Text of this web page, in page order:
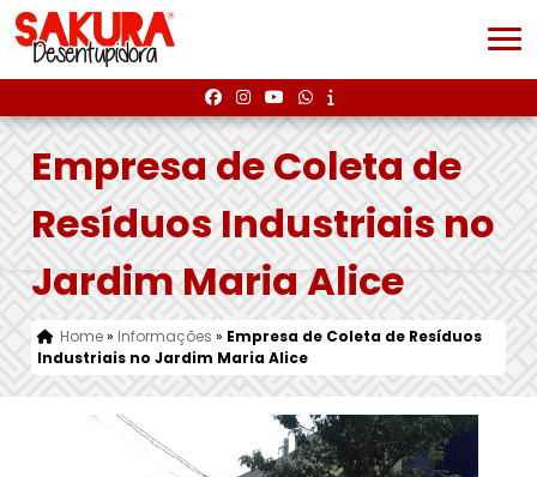
Empresa de Coleta de
Resíduos Industriais no
Jardim Maria Alice
Home» Informações » Empresa de Coleta de Resíduos
Industriais no Jardim Maria Alice